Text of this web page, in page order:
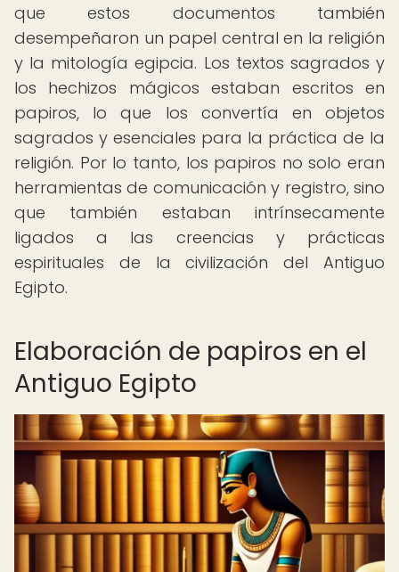
que estos documentos también
desempeñaron un papel central en la religión
y la mitología egipcia. Los textos sagrados y
los hechizos mágicos estaban escritos en
papiros, lo que los convertía en objetos
sagrados y esenciales para la práctica de la
religión. Por lo tanto, los papiros no solo eran
herramientas de comunicación y registro, sino
que también estaban intrínsecamente
ligados a las creencias y prácticas
espirituales de la civilización del Antiguo
Egipto.
Elaboración de papiros en el
Antiguo Egipto